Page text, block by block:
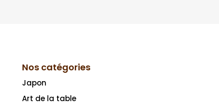
Nos catégories
Japon
Art de la table